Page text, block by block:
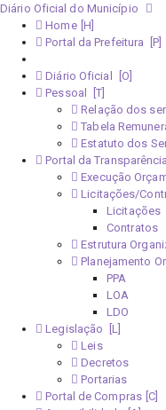
Diário Oficial do Município
Home
Portal da Prefeitura
Diário Oficial
Pessoal
Relação dos
Tabela
Estatuto dos
Portal da Transparência
Execução
Licitações/
Licitações
Contratos
Estrutura
Planejamento
PPA
LOA
LDO
Legislação
Leis
Decretos
Portarias
Portal de Compras